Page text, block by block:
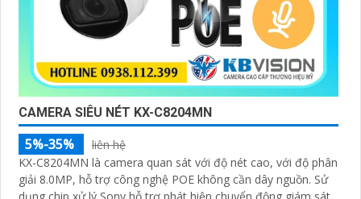
CAMERA SIÊU NÉT KX-C8204MN
5%-35%
liên hệ
KX-C8204MN là camera quan sát với độ nét cao, với độ phân
giải 8.0MP, hỗ trợ công nghệ POE không cần dây nguồn. Sử
dụng chip xử lý Sony hỗ trợ phát hiện chuyển động giám sát